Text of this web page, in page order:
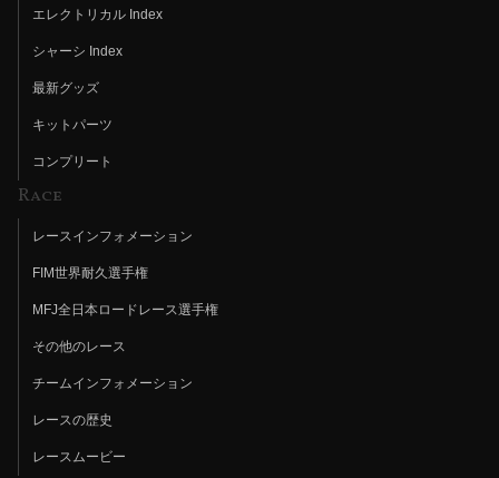
エレクトリカル Index
シャーシ Index
最新グッズ
キットパーツ
コンプリート
Race
レースインフォメーション
FIM世界耐久選手権
MFJ全日本ロードレース選手権
その他のレース
チームインフォメーション
レースの歴史
レースムービー